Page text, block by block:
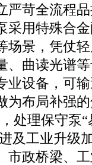
严苛全流程
采用特殊合
场景，凭仗
、曲读光谱
业设备，可
为布局补强
处理保守泵
及工业升级
市政桥梁、